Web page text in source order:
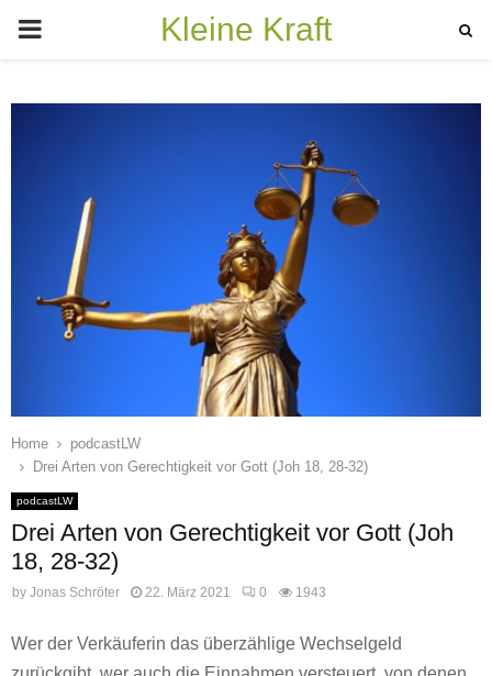
PRIMARY
Kleine Kraft
Home
podcastLW
Drei Arten von Gerechtigkeit vor Gott (Joh 18, 28-32)
podcastLW
Drei Arten von Gerechtigkeit vor Gott (Joh
18, 28-32)
by Jonas Schröter 22. März 2021 0 1943
Wer der Verkäuferin das überzählige Wechselgeld